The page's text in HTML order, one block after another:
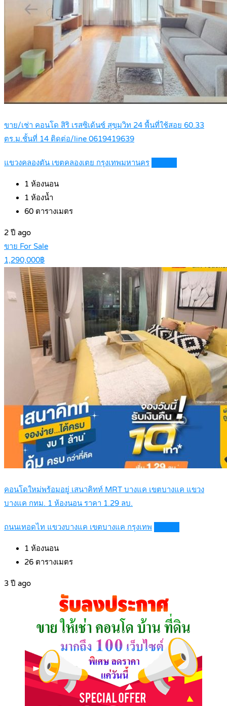
ขาย/เช่า คอนโด สิริ เรสซิเด้นซ์ สุขุมวิท 24 พื้นที่ใช้สอย 60.33
ตร.ม.ชั้นที่ 14 ติดต่อ/line 0619419639
แขวงคลองตัน เขตคลองเตย กรุงเทพมหานคร
1 ห้องนอน
1 ห้องน้ำ
60 ตารางเมตร
2 ปี ago
ขาย For Sale
1,290,000฿
คอนโดใหม่พร้อมอยู่ เสนาคิทท์ MRT บางแค เขตบางแค แขวง
บางแค กทม. 1 ห้องนอน ราคา 1.29 ลบ.
ถนนเทอดไท แขวงบางแค เขตบางแค กรุงเทพ
1 ห้องนอน
26 ตารางเมตร
3 ปี ago